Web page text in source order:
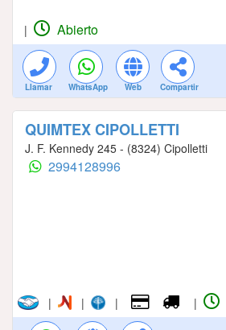
| Abierto
Llamar WhatsApp Web Compartir
QUIMTEX CIPOLLETTI
J. F. Kennedy 245 - (8324) Cipolletti
2994128996
| | | |